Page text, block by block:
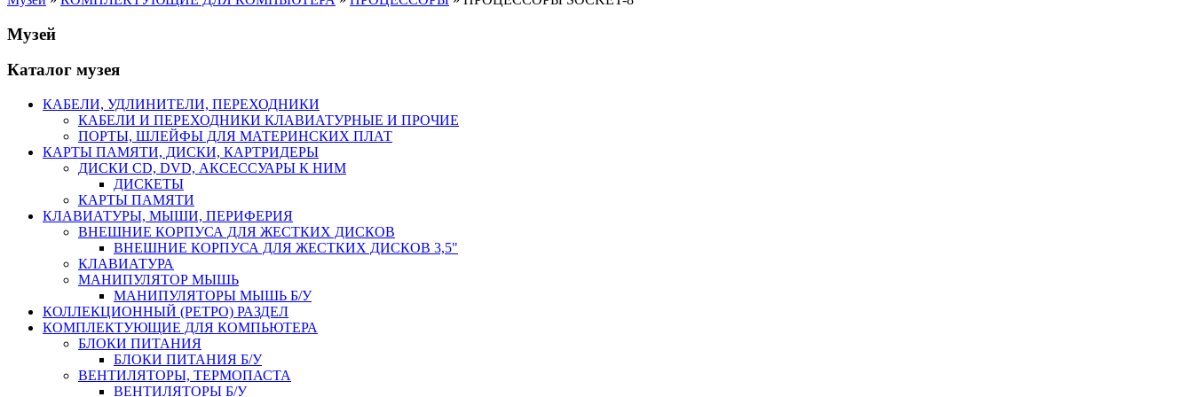
Музей
Каталог музея
КАБЕЛИ, УДЛИНИТЕЛИ, ПЕРЕХОДНИКИ
КАБЕЛИ И ПЕРЕХОДНИКИ КЛАВИАТУРНЫЕ И ПРОЧИЕ
ПОРТЫ, ШЛЕЙФЫ ДЛЯ МАТЕРИНСКИХ ПЛАТ
КАРТЫ ПАМЯТИ, ДИСКИ, КАРТРИДЕРЫ
ДИСКИ CD, DVD, АКСЕССУАРЫ К НИМ
ДИСКЕТЫ
КАРТЫ ПАМЯТИ
КЛАВИАТУРЫ, МЫШИ, ПЕРИФЕРИЯ
ВНЕШНИЕ КОРПУСА ДЛЯ ЖЕСТКИХ ДИСКОВ
ВНЕШНИЕ КОРПУСА ДЛЯ ЖЕСТКИХ ДИСКОВ 3,5"
КЛАВИАТУРА
МАНИПУЛЯТОР МЫШЬ
МАНИПУЛЯТОРЫ МЫШЬ Б/У
КОЛЛЕКЦИОННЫЙ (РЕТРО) РАЗДЕЛ
КОМПЛЕКТУЮЩИЕ ДЛЯ КОМПЬЮТЕРА
БЛОКИ ПИТАНИЯ
БЛОКИ ПИТАНИЯ Б/У
ВЕНТИЛЯТОРЫ, ТЕРМОПАСТА
ВЕНТИЛЯТОРЫ Б/У